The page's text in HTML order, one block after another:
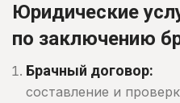
Юридические
по заключению
Брачный договор:
составление и